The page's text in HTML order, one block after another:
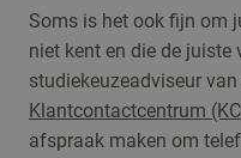
Soms is het ook fijn om
niet kent en die de juiste
studiekeuzeadviseur
Klantcontactcentrum
afspraak maken om